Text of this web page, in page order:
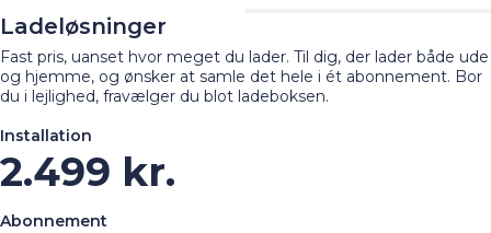
Ladeløsninger
Fast pris, uanset hvor meget du lader. Til dig, der lader både ude
og hjemme, og ønsker at samle det hele i ét abonnement. Bor
du i lejlighed, fravælger du blot ladeboksen.
Installation
2.499 kr.
Abonnement